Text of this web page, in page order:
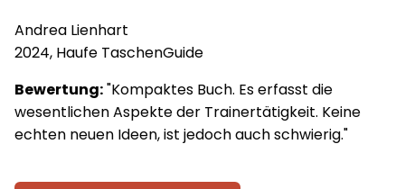
Andrea Lienhart
2024, Haufe TaschenGuide
Bewertung:"Kompaktes Buch. Es erfasst die
wesentlichen Aspekte der Trainertätigkeit. Keine
echten neuen Ideen, ist jedoch auch schwierig."